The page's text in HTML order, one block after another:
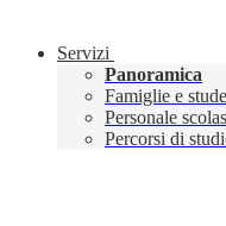
Servizi
Panoramica
Famiglie e
Personale
Percorsi di